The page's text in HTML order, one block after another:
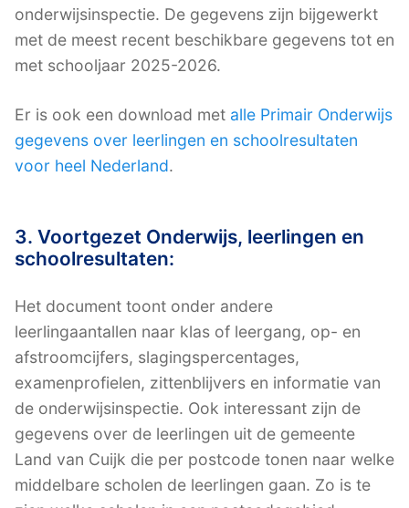
onderwijsinspectie. De gegevens zijn bijgewerkt
met de meest recent beschikbare gegevens tot en
met schooljaar 2025-2026.
Er is ook een download met alle Primair Onderwijs
gegevens over leerlingen en schoolresultaten
voor heel Nederland.
3. Voortgezet Onderwijs, leerlingen en
schoolresultaten:
Het document toont onder andere
leerlingaantallen naar klas of leergang, op- en
afstroomcijfers, slagingspercentages,
examenprofielen, zittenblijvers en informatie van
de onderwijsinspectie. Ook interessant zijn de
gegevens over de leerlingen uit de gemeente
Land van Cuijk die per postcode tonen naar welke
middelbare scholen de leerlingen gaan. Zo is te